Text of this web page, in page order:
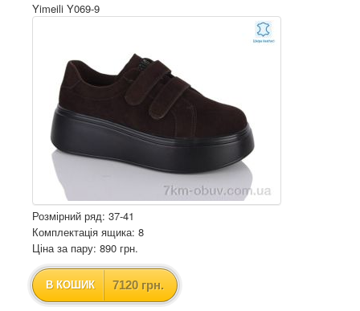
Yimeili Y069-9
Розмірний ряд: 37-41
Комплектація ящика: 8
Ціна за пару: 890 грн.
В КОШИК 7120 грн.